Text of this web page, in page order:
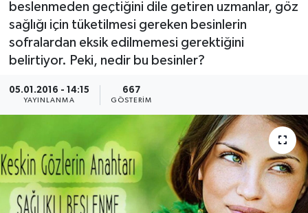
beslenmeden geçtiğini dile getiren uzmanlar, göz
sağlığı için tüketilmesi gereken besinlerin
sofralardan eksik edilmemesi gerektiğini
belirtiyor. Peki, nedir bu besinler?
05.01.2016 - 14:15
YAYINLANMA
667
GÖSTERIM
Tüm Manşetler
Son Dakika Haberleri
Haber Arşivi